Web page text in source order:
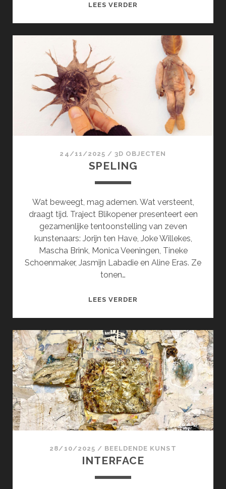
LEES VERDER
24/11/2025 /3D OBJECTEN
SPELING
Wat beweegt, mag ademen. Wat versteent,
draagt tijd. Traject Blikopener presenteert een
gezamenlijke tentoonstelling van zeven
kunstenaars: Jorijn ten Have, Joke Willekes,
Mascha Brink, Monica Veeningen, Tineke
Schoenmaker, Jasmijn Labadie en Aline Eras. Ze
tonen…
LEES VERDER
28/10/2025 / BEELDENDE KUNST
INTERFACE